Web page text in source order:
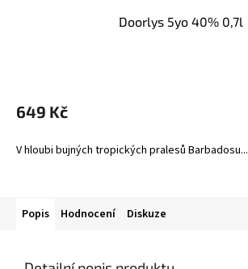
Doorlys 5yo 40% 0,7l
649 Kč
V hloubi bujných tropických pralesů Barbadosu...
Popis Hodnocení Diskuze